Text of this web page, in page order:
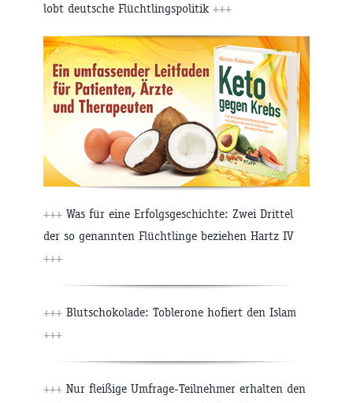
lobt deutsche Flüchtlingspolitik +++
+++ Was für eine Erfolgsgeschichte: Zwei Drittel
der so genannten Flüchtlinge beziehen Hartz IV
+++
+++ Blutschokolade: Toblerone hofiert den Islam
+++
+++ Nur fleißige Umfrage-Teilnehmer erhalten den